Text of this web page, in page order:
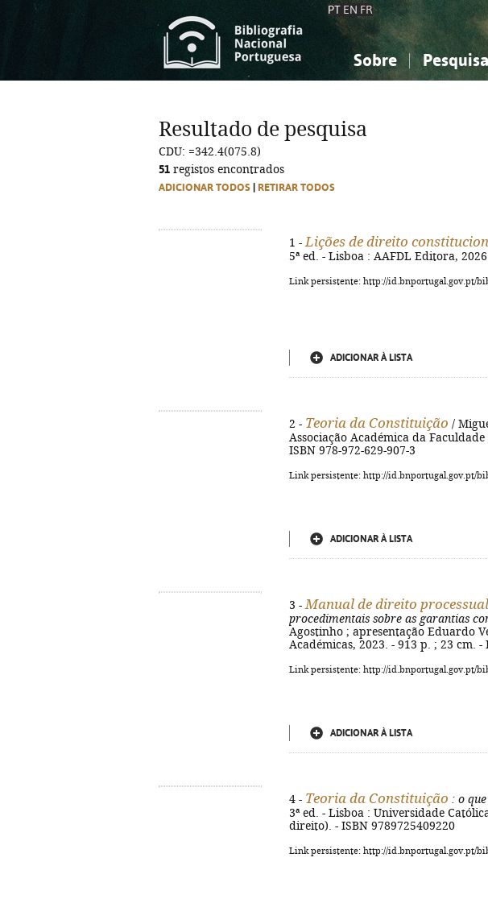
PT EN FR
Sobre Pesquisa
Ciências sociais...
Ciências sociais...
Resultado de pesquisa
CDU: =342.4(075.8)
51 registos encontrados
ADICIONAR TODOS RETIRAR TODOS
1 - Lições de direito
5ª ed. - Lisboa : AAFDL Editora,
Link persistente: http://id.bnportugal.gov.pt/
ADICIONAR À LISTA
2 - Teoria da Constituição /
Associação Académica da
ISBN 978-972-629-907-3
Link persistente: http://id.bnportugal.gov.pt/
ADICIONAR À LISTA
3 - Manual de direito
procedimentais sobre as garantias
Agostinho ; apresentação Eduardo
Académicas, 2023. - 913 p. ; 23 cm. -
Link persistente: http://id.bnportugal.gov.pt/
ADICIONAR À LISTA
4 - Teoria da Constituição : o
3ª ed. - Lisboa : Universidade
direito). - ISBN 9789725409220
Link persistente: http://id.bnportugal.gov.pt/